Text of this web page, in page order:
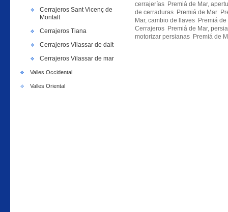
Cerrajeros Sant Vicenç de
Montalt
Cerrajeros Tiana
Cerrajeros Vilassar de dalt
Cerrajeros Vilassar de mar
Valles Occidental
Valles Oriental
cerrajerías Premiá de Mar,
de cerraduras Premiá de Mar
Mar, cambio de llaves Premiá
Cerrajeros Premiá de Mar,
motorizar persianas Premiá de